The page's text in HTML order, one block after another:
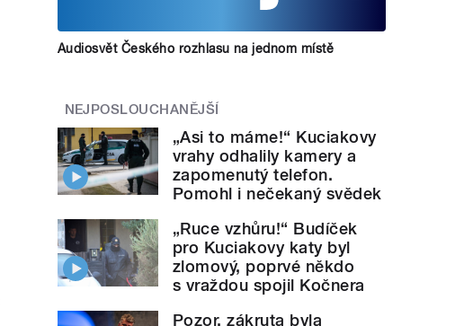
Audiosvět Českého rozhlasu na jednom místě
NEJPOSLOUCHANĚJŠÍ
„Asi to máme!“ Kuciakovy
vrahy odhalily kamery a
zapomenutý telefon.
Pomohl i nečekaný svědek
„Ruce vzhůru!“ Budíček
pro Kuciakovy katy byl
zlomový, poprvé někdo
s vraždou spojil Kočnera
Pozor, zákruta byla